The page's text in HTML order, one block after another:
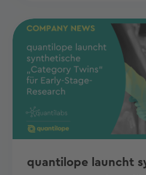
quantilope launcht